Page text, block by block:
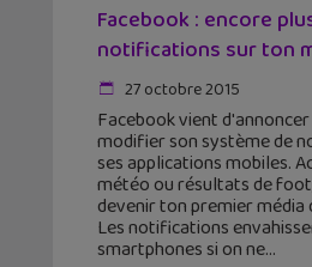
Facebook : encore
notifications sur ton
27 octobre 2015
Facebook vient
modifier son système de
ses applications mobiles.
météo ou résultats de
devenir ton premier
Les notifications
smartphones si on ne